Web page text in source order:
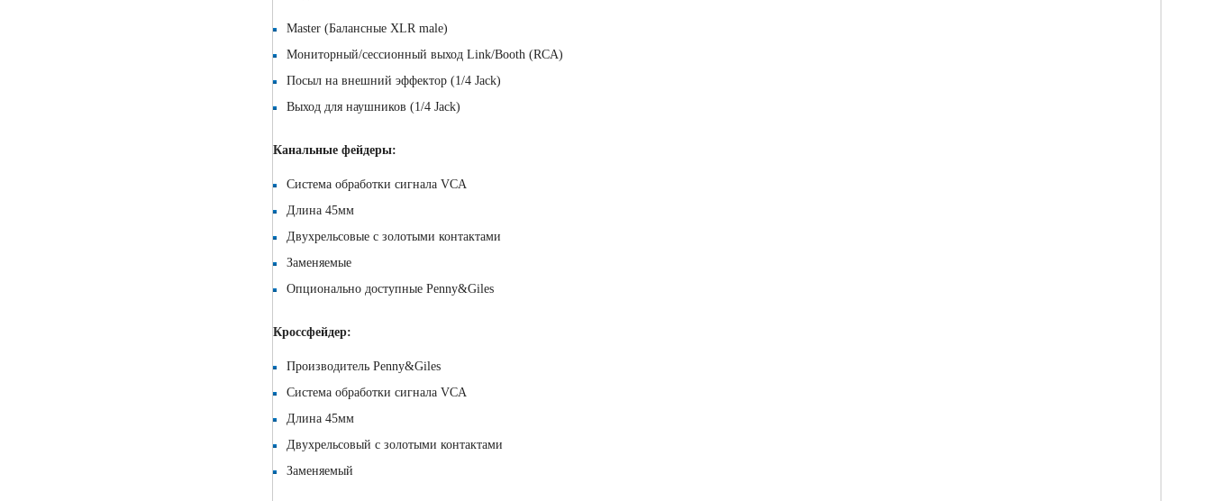
Master (Балансные XLR male)
Мониторный/сессионный выход Link/Booth (RCA)
Посыл на внешний эффектор (1/4 Jack)
Выход для наушников (1/4 Jack)
Канальные фейдеры:
Система обработки сигнала VCA
Длина 45мм
Двухрельсовые с золотыми контактами
Заменяемые
Опционально доступные Penny&Giles
Кроссфейдер:
Производитель Penny&Giles
Система обработки сигнала VCA
Длина 45мм
Двухрельсовый с золотыми контактами
Заменяемый